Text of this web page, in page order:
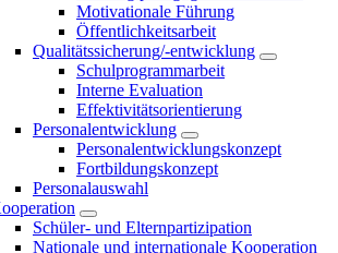
Motivationale Führung
Öffentlichkeitsarbeit
Qualitätssicherung/-entwicklung
Schulprogrammarbeit
Interne Evaluation
Effektivitätsorientierung
Personalentwicklung
Personalentwicklungskonzept
Fortbildungskonzept
Personalauswahl
Schüler- und Elternpartizipation
Nationale und internationale Kooperation